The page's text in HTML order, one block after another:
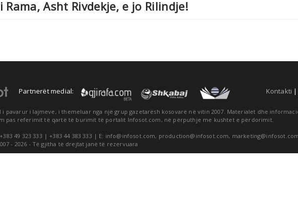
Rama, Asht Rivdekje, e jo Rilindje!
Partnerët medial: Kontakti
i pavarur i lajmeve, i themeluar nga një grup gazetarësh kosovarë në vitin 2007. Materialet dhe
pas referimit të qartë të burimit të portalit Infosot.com, në përputhje me kushtet e përdorimit.
49 323 333 | +383 44 383 333 | E: info@infosot.com, production@infosot.com,
- 2026 - Të gjitha të drejtat janë të rezervuara